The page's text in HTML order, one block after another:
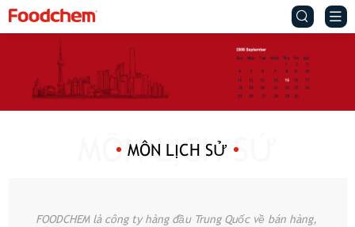
 
MÔN LỊCH SỬ
FOODCHEM là công ty hàng đầu Trung Quốc về bán hàng,